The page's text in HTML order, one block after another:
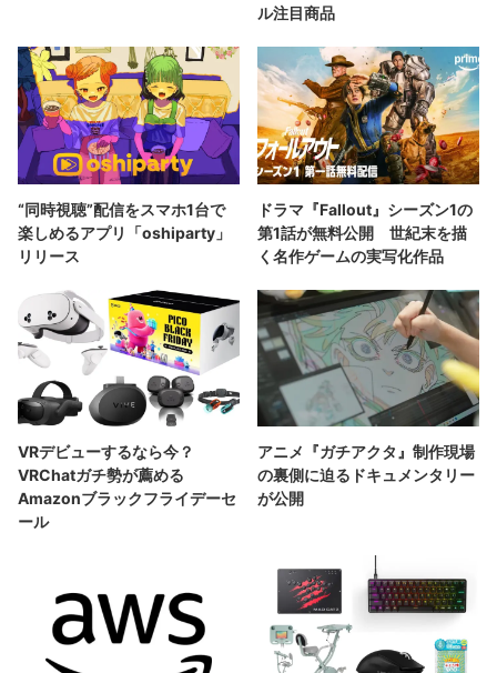
ル注目商品
“同時視聴”配信をスマホ1台で
楽しめるアプリ「oshiparty」
リリース
ドラマ『Fallout』シーズン1の
第1話が無料公開 世紀末を描
く名作ゲームの実写化作品
VRデビューするなら今？
VRChatガチ勢が薦める
Amazonブラックフライデーセ
ール
アニメ『ガチアクタ』制作現場
の裏側に迫るドキュメンタリー
が公開